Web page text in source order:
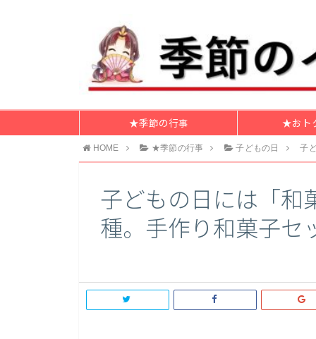
★季節の行事 ★おト
HOME ★季節の行事 子どもの日 子
子どもの日には「和
種。手作り和菓子セ